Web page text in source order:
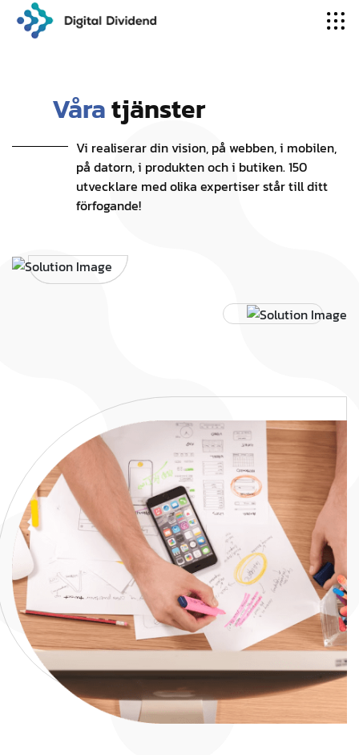
Våratjänster
Vi realiserar din vision, på webben, i mobilen,
på datorn, i produkten och i butiken. 150
utvecklare med olika expertiser står till ditt
förfogande!